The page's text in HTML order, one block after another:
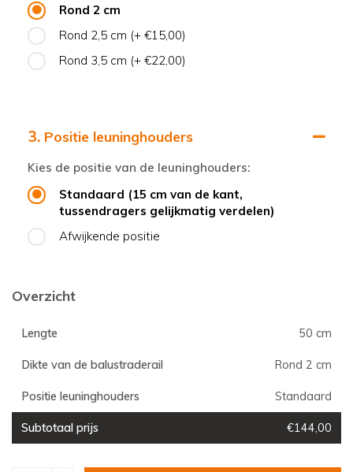
Rond 2 cm
Rond 2,5 cm (+ €15,00)
Rond 3,5 cm (+ €22,00)
3. Positie leuninghouders
Kies de positie van de leuninghouders:
Standaard (15 cm van de kant,
tussendragers gelijkmatig verdelen)
Afwijkende positie
Overzicht
Lengte 50 cm
Dikte van de balustraderail Rond 2 cm
Positie leuninghouders Standaard
Subtotaal prijs €144,00